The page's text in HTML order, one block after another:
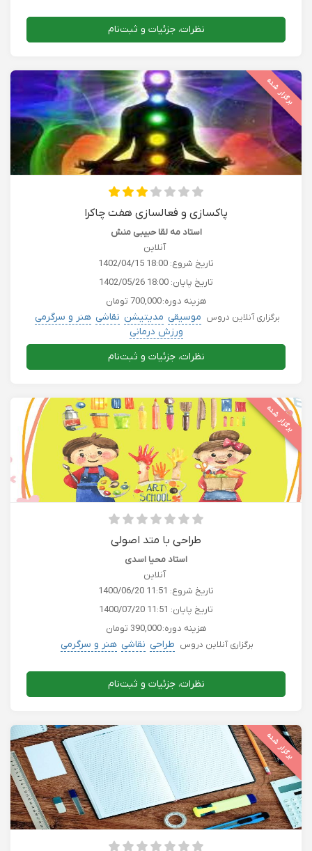
نظرات، جزئیات و ثبت‌نام
برگزار شده
پاکسازی و فعالسازی هفت چاکرا
استاد مه لقا حبیبی منش
آنلاین
تاریخ شروع: 1402/04/15 18:00
تاریخ پایان: 1402/05/26 18:00
هزینه دوره:700,000 تومان
برگزاری آنلاین دروس موسیقی مدیتیشن نقاشی هنر و سرگرمی
ورزش درمانی
نظرات، جزئیات و ثبت‌نام
برگزار شده
طراحی با متد اصولی
استاد محیا اسدی
آنلاین
تاریخ شروع: 1400/06/20 11:51
تاریخ پایان: 1400/07/20 11:51
هزینه دوره:390,000 تومان
برگزاری آنلاین دروس طراحی نقاشی هنر و سرگرمی
نظرات، جزئیات و ثبت‌نام
برگزار شده